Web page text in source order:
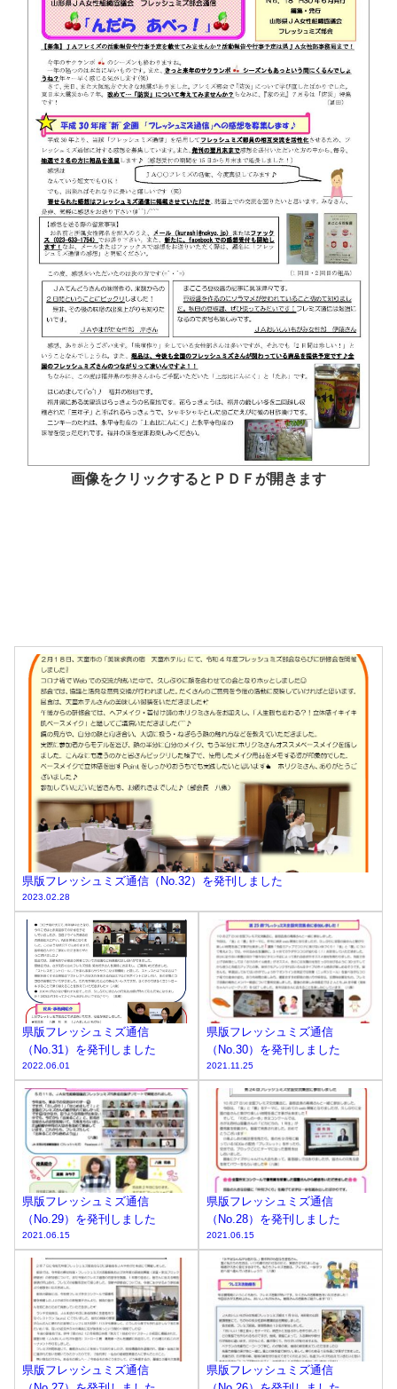
画像をクリックするとＰＤＦが開きます
県版フレッシュミズ通信（No.32）を発刊しました
2023.02.28
県版フレッシュミズ通信
（No.31）を発刊しました
2022.06.01
県版フレッシュミズ通信
（No.30）を発刊しました
2021.11.25
県版フレッシュミズ通信
（No.29）を発刊しました
2021.06.15
県版フレッシュミズ通信
（No.28）を発刊しました
2021.06.15
県版フレッシュミズ通信
県版フレッシュミズ通信